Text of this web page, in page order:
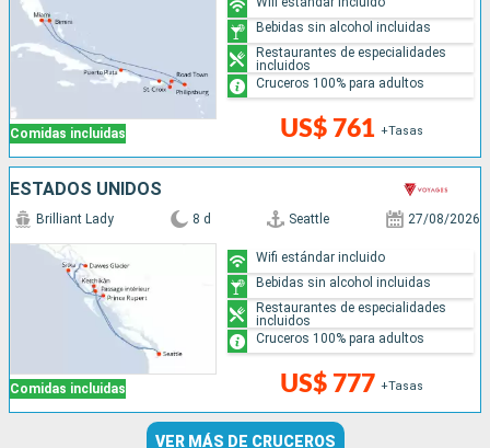
Comidas incluidas US$ 761 +Tasas
Bebidas sin alcohol incluidas
Restaurantes de especialidades
incluidos
Cruceros 100% para adultos
ESTADOS UNIDOS
Comidas incluidas
Brilliant Lady 8 d Seattle 27/08/2026
US$ 777 +Tasas
Wifi estándar incluido
Bebidas sin alcohol incluidas
Restaurantes de especialidades
incluidos
Cruceros 100% para adultos
VER MÁS DE CRUCEROS